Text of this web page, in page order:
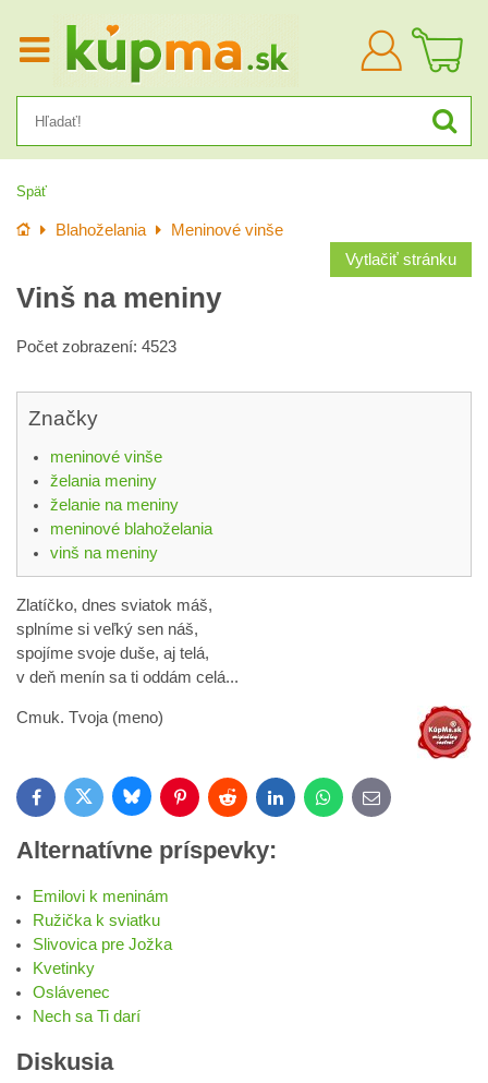
Prihlásiť
sa
Späť
Úvod Blahoželania
Meninové vinše
Vytlačiť stránku
Vinš na meniny
Počet zobrazení: 4523
Značky
meninové vinše
želania meniny
želanie na meniny
meninové blahoželania
vinš na meniny
Zlatíčko, dnes sviatok máš,
splníme si veľký sen náš,
spojíme svoje duše, aj telá,
v deň menín sa ti oddám celá...
Cmuk. Tvoja (meno)
FacebookTwitter BlueskyPinterestReddit LinkedInWhatsApp
E-
mail
Alternatívne príspevky:
Emilovi k meninám
Ružička k sviatku
Slivovica pre Jožka
Kvetinky
Oslávenec
Nech sa Ti darí
Diskusia